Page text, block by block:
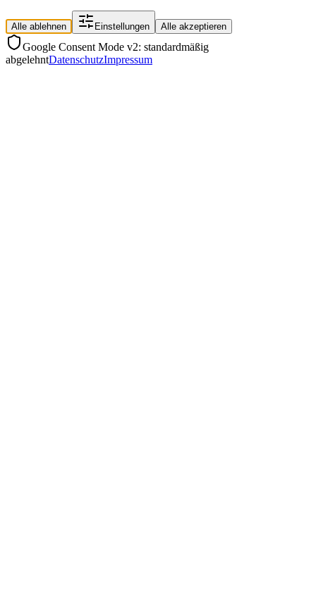
Alle ablehnen Einstellungen Alle akzeptieren
Google Consent Mode v2: standardmäßig
abgelehntDatenschutzImpressum